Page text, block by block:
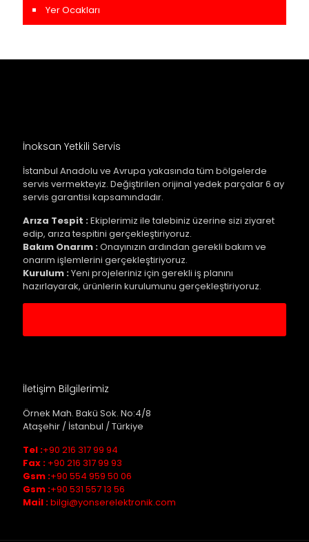
Yer Ocakları
İnoksan Yetkili Servis
İstanbul Anadolu ve Avrupa yakasında tüm bölgelerde
servis vermekteyiz. Değiştirilen orijinal yedek parçalar 6 ay
servis garantisi kapsamındadır.
Arıza Tespit :Ekiplerimiz ile talebiniz üzerine sizi ziyaret
edip, arıza tespitini gerçekleştiriyoruz.
Bakım Onarım :Onayınızın ardından gerekli bakım ve
onarım işlemlerini gerçekleştiriyoruz.
Kurulum :Yeni projeleriniz için gerekli iş planını
hazırlayarak, ürünlerin kurulumunu gerçekleştiriyoruz.
İletişim Bilgilerimiz
Örnek Mah. Bakü Sok. No:4/8
Ataşehir / İstanbul / Türkiye
Tel :+90 216 317 99 94
Fax : +90 216 317 99 93
Gsm :+90 554 959 50 06
Gsm :+90 531 557 13 56
Mail :bilgi@yonserelektronik.com